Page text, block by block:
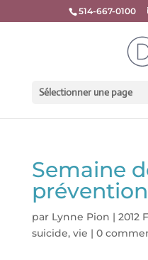
514-667-0100
Sélectionner une page
Semaine
par Lynne Pion | 2012
suicide, vie | 0